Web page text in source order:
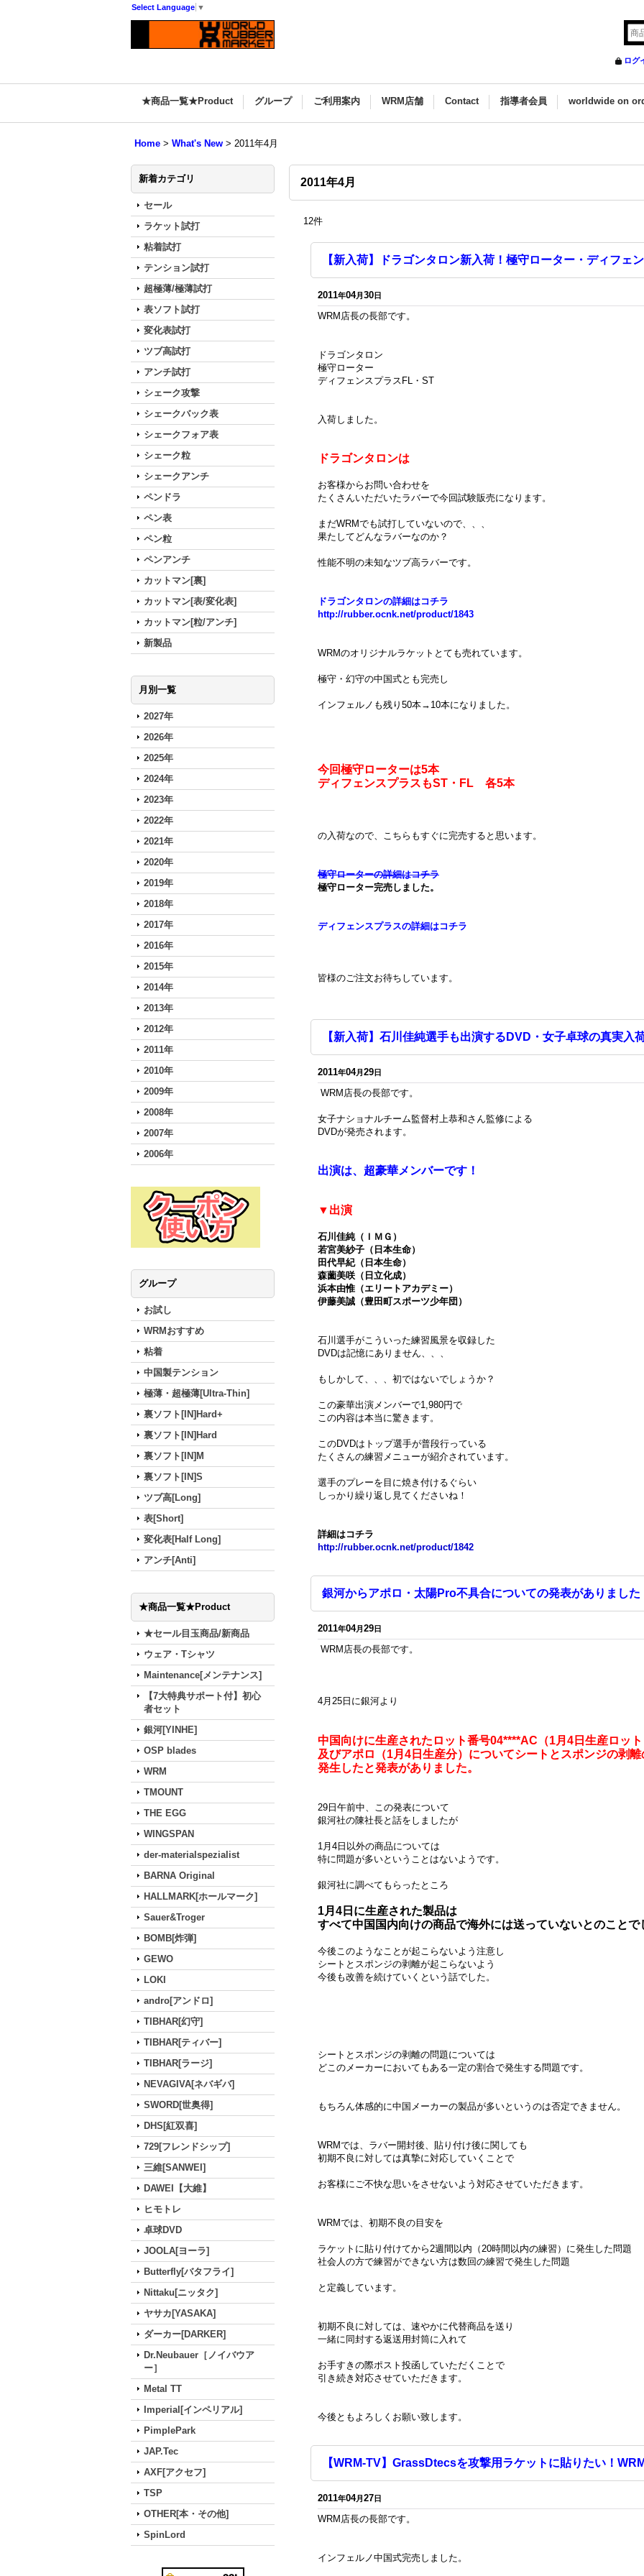
Select Language ▼
ログ
★商品一覧★Product グループ ご利用案内 WRM店舗 Contact 指導者会員 worldwide on
Home > What's New > 2011年4月
新着カテゴリ
セール
ラケット試打
粘着試打
テンション試打
超極薄/極薄試打
表ソフト試打
変化表試打
ツブ高試打
アンチ試打
シェーク攻撃
シェークバック表
シェークフォア表
シェーク粒
シェークアンチ
ペンドラ
ペン表
ペン粒
ペンアンチ
カットマン[裏]
カットマン[表/変化表]
カットマン[粒/アンチ]
新製品
月別一覧
2027年
2026年
2025年
2024年
2023年
2022年
2021年
2020年
2019年
2018年
2017年
2016年
2015年
2014年
2013年
2012年
2011年
2010年
2009年
2008年
2007年
2006年
グループ
お試し
WRMおすすめ
粘着
中国製テンション
極薄・超極薄[Ultra-Thin]
裏ソフト[IN]Hard+
裏ソフト[IN]Hard
裏ソフト[IN]M
裏ソフト[IN]S
ツブ高[Long]
表[Short]
変化表[Half Long]
アンチ[Anti]
★商品一覧★Product
★セール目玉商品/新商品
ウェア・Tシャツ
Maintenance[メンテナンス]
【7大特典サポート付】初心
者セット
銀河[YINHE]
OSP blades
WRM
TMOUNT
THE EGG
WINGSPAN
der-materialspezialist
BARNA Original
HALLMARK[ホールマーク]
Sauer&Troger
BOMB[炸弾]
GEWO
LOKI
andro[アンドロ]
TIBHAR[幻守]
TIBHAR[ティバー]
TIBHAR[ラージ]
NEVAGIVA[ネバギバ]
SWORD[世奥得]
DHS[紅双喜]
729[フレンドシップ]
三維[SANWEI]
DAWEI【大維】
ヒモトレ
卓球DVD
JOOLA[ヨーラ]
Butterfly[バタフライ]
Nittaku[ニッタク]
ヤサカ[YASAKA]
ダーカー[DARKER]
Dr.Neubauer［ノイバウア
ー］
Metal TT
Imperial[インペリアル]
PimplePark
JAP.Tec
AXF[アクセフ]
TSP
OTHER[本・その他]
SpinLord
2011年4月
12件
【新入荷】ドラゴンタロン新入荷！極守ローター・ディフェ
2011年04月30日
WRM店長の長部です。
ドラゴンタロン
極守ローター
ディフェンスプラスFL・ST
入荷しました。
ドラゴンタロンは
お客様からお問い合わせを
たくさんいただいたラバーで今回試験販売になります。
まだWRMでも試打していないので、、、
果たしてどんなラバーなのか？
性能不明の未知なツブ高ラバーです。
ドラゴンタロンの詳細はコチラ
http://rubber.ocnk.net/product/1843
WRMのオリジナルラケットとても売れています。
極守・幻守の中国式とも完売し
インフェルノも残り50本→10本になりました。
今回極守ローターは5本
ディフェンスプラスもST・FL 各5本
の入荷なので、こちらもすぐに完売すると思います。
極守ローターの詳細はコチラ
極守ローター完売しました。
ディフェンスプラスの詳細はコチラ
皆様のご注文お待ちしています。
【新入荷】石川佳純選手も出演するDVD・女子卓球の真実入
2011年04月29日
WRM店長の長部です。
女子ナショナルチーム監督村上恭和さん監修による
DVDが発売されます。
出演は、超豪華メンバーです！
▼出演
石川佳純（ＩＭＧ）
若宮美紗子（日本生命）
田代早紀（日本生命）
森薗美咲（日立化成）
浜本由惟（エリートアカデミー）
伊藤美誠（豊田町スポーツ少年団）
石川選手がこういった練習風景を収録した
DVDは記憶にありません、、、
もしかして、、、初ではないでしょうか？
この豪華出演メンバーで1,980円で
この内容は本当に驚きます。
このDVDはトップ選手が普段行っている
たくさんの練習メニューが紹介されています。
選手のプレーを目に焼き付けるぐらい
しっかり繰り返し見てくださいね！
詳細はコチラ
http://rubber.ocnk.net/product/1842
銀河からアポロ・太陽Pro不具合についての発表がありました
2011年04月29日
WRM店長の長部です。
4月25日に銀河より
中国向けに生産されたロット番号04****AC（1月4日生産ロッ
及びアポロ（1月4日生産分）についてシートとスポンジの剥離
発生したと発表がありました。
29日午前中、この発表について
銀河社の陳社長と話をしましたが
1月4日以外の商品については
特に問題が多いということはないようです。
銀河社に調べてもらったところ
1月4日に生産された製品は
すべて中国国内向けの商品で海外には送っていないとのことで
今後このようなことが起こらないよう注意し
シートとスポンジの剥離が起こらないよう
今後も改善を続けていくという話でした。
シートとスポンジの剥離の問題については
どこのメーカーにおいてもある一定の割合で発生する問題です。
もちろん体感的に中国メーカーの製品が多いというのは否定できません。
WRMでは、ラバー開封後、貼り付け後に関しても
初期不良に対しては真摯に対応していくことで
お客様にご不快な思いをさせないよう対応させていただきます。
WRMでは、初期不良の目安を
ラケットに貼り付けてから2週間以内（20時間以内の練習）に発生した問題
社会人の方で練習ができない方は数回の練習で発生した問題
と定義しています。
初期不良に対しては、速やかに代替商品を送り
一緒に同封する返送用封筒に入れて
お手すきの際ポスト投函していただくことで
引き続き対応させていただきます。
今後ともよろしくお願い致します。
【WRM-TV】GrassDtecsを攻撃用ラケットに貼りたい！
2011年04月27日
WRM店長の長部です。
インフェルノ中国式完売しました。